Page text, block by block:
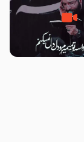
– حاج حسین سیب